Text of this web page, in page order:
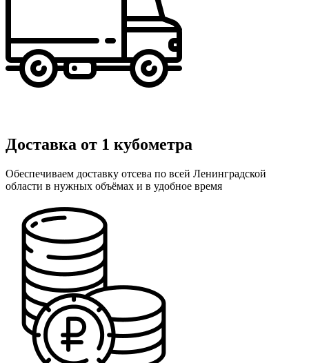
Доставка от 1 кубометра
Обеспечиваем доставку отсева по всей Ленинградской
области в нужных объёмах и в удобное время